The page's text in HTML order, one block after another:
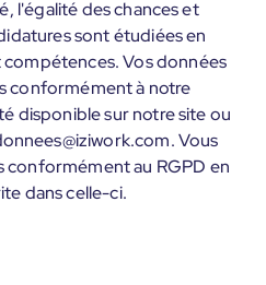
l'égalité des chances et
sont étudiées en
Vos données
conformément à notre
disponible sur notre site ou
Vous
conformément au RGPD en
dans celle-ci.